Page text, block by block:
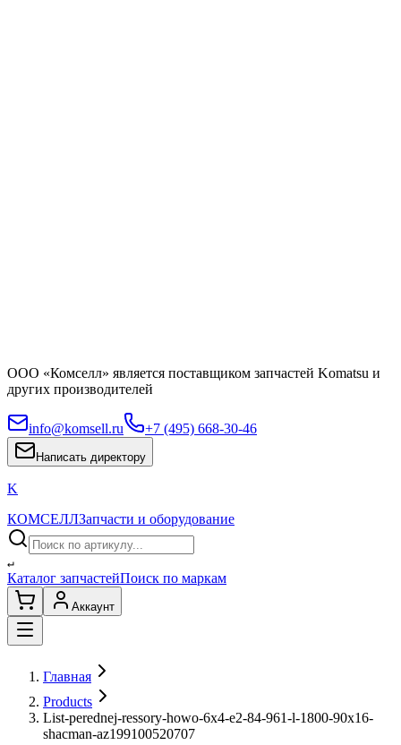
ООО «Комселл» является поставщиком запчастей Komatsu и
других производителей
info@komsell.ru +7 (495) 668-30-46
Написать директору
K
КОМСЕЛЛЗапчасти и оборудование
↵
Каталог запчастейПоиск по маркам
Аккаунт
Главная
Products
List-perednej-ressory-howo-6x4-e2-84-961-l-1800-90x16-
shacman-az199100520707